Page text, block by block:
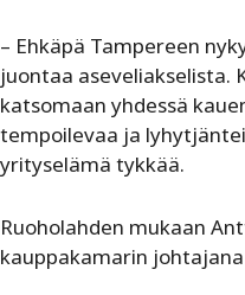
– Ehkäpä Tampereen
juontaa aseveliakselista.
katsomaan yhdessä
tempoilevaa ja
yrityselämä tykkää.
Ruoholahden mukaan
kauppakamarin